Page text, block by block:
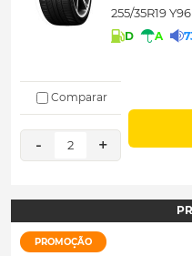
255/35R19 Y96
D A
Comparar
- 2 +
PROMOÇÃO